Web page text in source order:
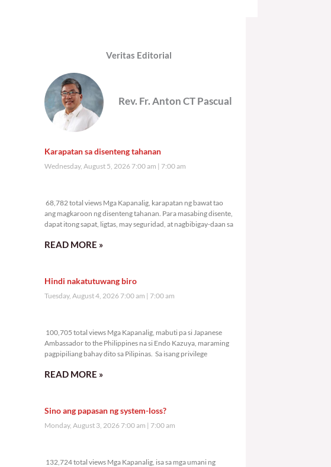
Veritas Editorial
Rev. Fr. Anton CT Pascual
Karapatan sa disenteng tahanan
Wednesday, August 5, 2026 7:00 am 7:00 am
68,782 total views Mga Kapanalig, karapatan ng bawat tao
ang magkaroon ng disenteng tahanan. Para masabing disente,
dapat itong sapat, ligtas, may seguridad, at nagbibigay-daan sa
READ MORE »
Hindi nakatutuwang biro
Tuesday, August 4, 2026 7:00 am 7:00 am
100,705 total views Mga Kapanalig, mabuti pa si Japanese
Ambassador to the Philippines na si Endo Kazuya, maraming
pagpipiliang bahay dito sa Pilipinas. Sa isang privilege
READ MORE »
Sino ang papasan ng system-loss?
Monday, August 3, 2026 7:00 am 7:00 am
132,724 total views Mga Kapanalig, isa sa mga umani ng